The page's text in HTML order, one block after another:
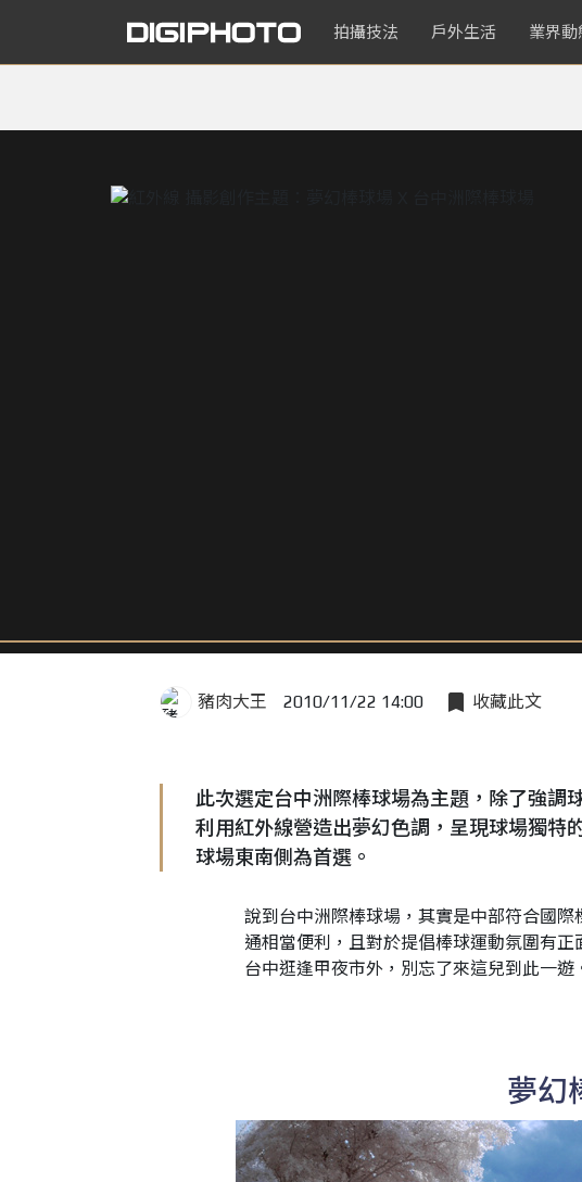
拍攝技法 戶外生活 業界動
豬肉大王 2010/11/22 14:00 收藏此文
此次選定台中洲際棒球場為主題，除了強調
利用紅外線營造出夢幻色調，呈現球場獨特
球場東南側為首選。
說到台中洲際棒球場，其實是中部符合國
通相當便利，且對於提倡棒球運動氛圍有
台中逛逢甲夜市外，別忘了來這兒到此一遊
夢幻